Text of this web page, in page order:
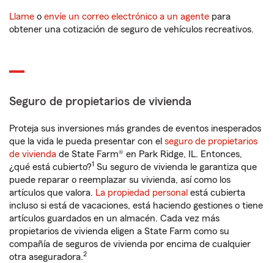
Llame o envíe un correo electrónico a un agente para
obtener una cotización de seguro de vehículos recreativos.
Seguro de propietarios de vivienda
Proteja sus inversiones más grandes de eventos inesperados
que la vida le pueda presentar con el seguro de propietarios
de vivienda de State Farm® en Park Ridge, IL. Entonces,
¿qué está cubierto?1 Su seguro de vivienda le garantiza que
puede reparar o reemplazar su vivienda, así como los
artículos que valora. La propiedad personal está cubierta
incluso si está de vacaciones, está haciendo gestiones o tiene
artículos guardados en un almacén. Cada vez más
propietarios de vivienda eligen a State Farm como su
compañía de seguros de vivienda por encima de cualquier
otra aseguradora.2